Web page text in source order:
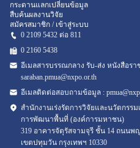
กระดานแลกเปลี่ยนข้อมูล
สืบค้นผลงานวิจัย
สมัครสมาชิก / เข้าสู่ระบบ
0 2109 5432 ต่อ 811
0 2160 5438
อีเมลสารบรรณกลาง รับ-ส่ง หนังสือรา
saraban.pmua@nxpo.or.th
อีเมลติดต่อสอบถามข้อมูล :
สำนักงานเร่งรัดการวิจัยและนวัตกรร
การพัฒนาพื้นที่ (องค์การมหาชน)
319 อาคารจัตุรัสจามจุรี ชั้น 14 ถนน
เขตปทุมวัน กรุงเทพฯ 10330